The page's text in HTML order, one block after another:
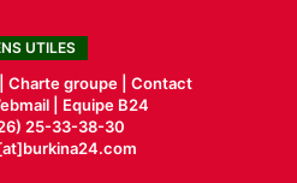
UTILES
Charte groupe | Contact
|
Equipe B24
25-33-38-30